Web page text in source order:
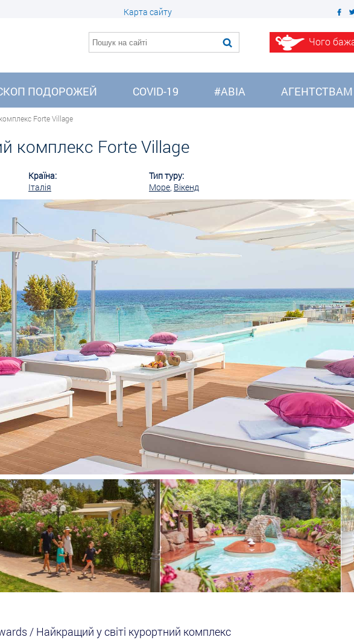
Карта сайту
Чого
ПОДОРОЖЕЙ COVID-19 #АВІА АГЕНТСТВАМ
Forte Village
комплекс Forte Village
Країна:
Італія
Тип туру:
Море, Вікенд
/ Найкращий у світі курортний комплекс